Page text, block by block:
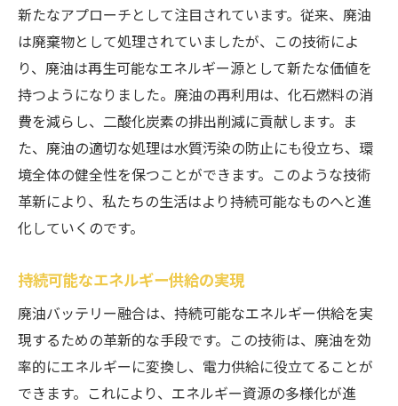
新たなアプローチとして注目されています。従来、廃油
は廃棄物として処理されていましたが、この技術によ
り、廃油は再生可能なエネルギー源として新たな価値を
持つようになりました。廃油の再利用は、化石燃料の消
費を減らし、二酸化炭素の排出削減に貢献します。ま
た、廃油の適切な処理は水質汚染の防止にも役立ち、環
境全体の健全性を保つことができます。このような技術
革新により、私たちの生活はより持続可能なものへと進
化していくのです。
持続可能なエネルギー供給の実現
廃油バッテリー融合は、持続可能なエネルギー供給を実
現するための革新的な手段です。この技術は、廃油を効
率的にエネルギーに変換し、電力供給に役立てることが
できます。これにより、エネルギー資源の多様化が進